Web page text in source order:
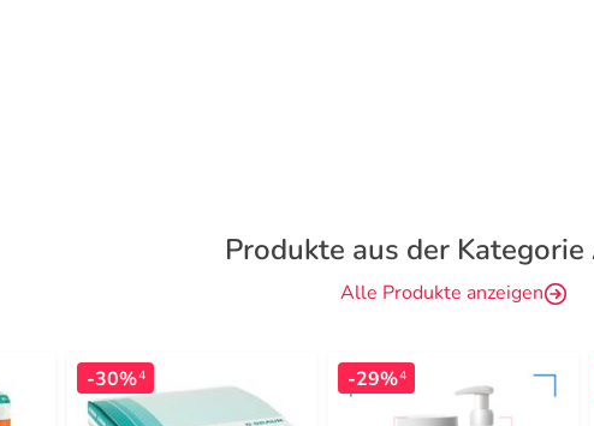
Produkte aus der Kategorie
Alle Produkte anzeigen
-30%4 -29%4